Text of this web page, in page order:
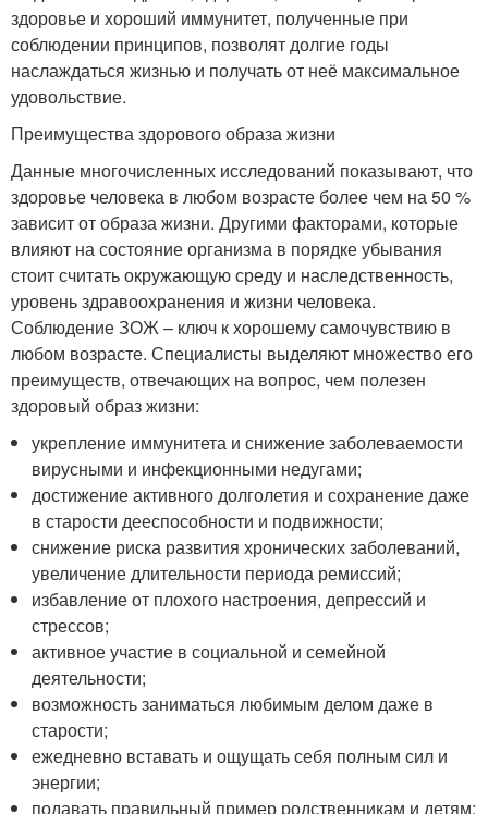
здоровье и хороший иммунитет, полученные при
соблюдении принципов, позволят долгие годы
наслаждаться жизнью и получать от неё максимальное
удовольствие.
Преимущества здорового образа жизни
Данные многочисленных исследований показывают, что
здоровье человека в любом возрасте более чем на 50 %
зависит от образа жизни. Другими факторами, которые
влияют на состояние организма в порядке убывания
стоит считать окружающую среду и наследственность,
уровень здравоохранения и жизни человека.
Соблюдение ЗОЖ – ключ к хорошему самочувствию в
любом возрасте. Специалисты выделяют множество его
преимуществ, отвечающих на вопрос, чем полезен
здоровый образ жизни:
укрепление иммунитета и снижение заболеваемости
вирусными и инфекционными недугами;
достижение активного долголетия и сохранение даже
в старости дееспособности и подвижности;
снижение риска развития хронических заболеваний,
увеличение длительности периода ремиссий;
избавление от плохого настроения, депрессий и
стрессов;
активное участие в социальной и семейной
деятельности;
возможность заниматься любимым делом даже в
старости;
ежедневно вставать и ощущать себя полным сил и
энергии;
подавать правильный пример родственникам и детям;